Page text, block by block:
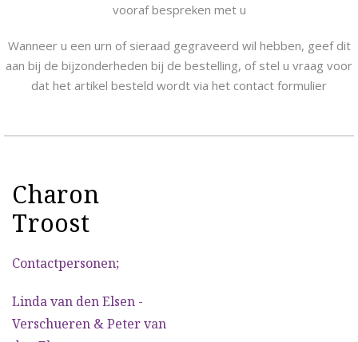
vooraf bespreken met u
Wanneer u een urn of sieraad gegraveerd wil hebben, geef dit
aan bij de bijzonderheden bij de bestelling, of stel u vraag voor
dat het artikel besteld wordt via het contact formulier
Charon
Troost
Contactpersonen;
Linda van den Elsen -
Verschueren & Peter van